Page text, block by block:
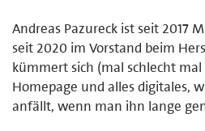
Andreas Pazureck ist seit 2017
seit 2020 im Vorstand beim
kümmert sich (mal schlecht
Homepage und alles digitales,
anfällt, wenn man ihn lange